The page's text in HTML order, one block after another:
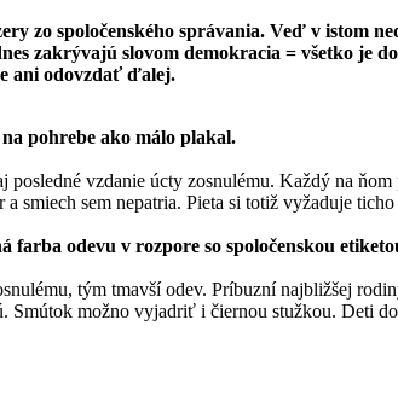
zo spoločenského správania. Veď v istom
zakrývajú slovom demokracia = všetko je
ani odovzdať ďalej.
pohrebe ako málo plakal.
vzdanie úcty zosnulému. Každý na
smiech sem nepatria. Pieta si totiž vyžaduje ticho
odevu v rozpore so spoločenskou
tým tmavší odev. Príbuzní najbližšej
možno vyjadriť i čiernou stužkou. Deti